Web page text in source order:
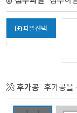
파일선택
후가공 후가공을